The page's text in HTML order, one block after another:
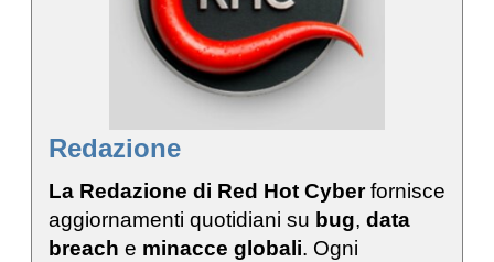
Redazione
La Redazione di Red Hot Cyberfornisce
aggiornamenti quotidiani su bug, data
breach e minacce globali. Ogni